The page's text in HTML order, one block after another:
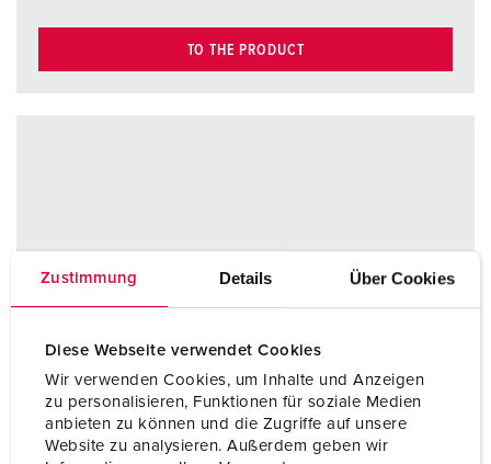
Zustimmung Details Über Cookies
Diese Webseite verwendet Cookies
Wir verwenden Cookies, um Inhalte und Anzeigen
zu personalisieren, Funktionen für soziale Medien
anbieten zu können und die Zugriffe auf unsere
Website zu analysieren. Außerdem geben wir
TO THE PRODUCT